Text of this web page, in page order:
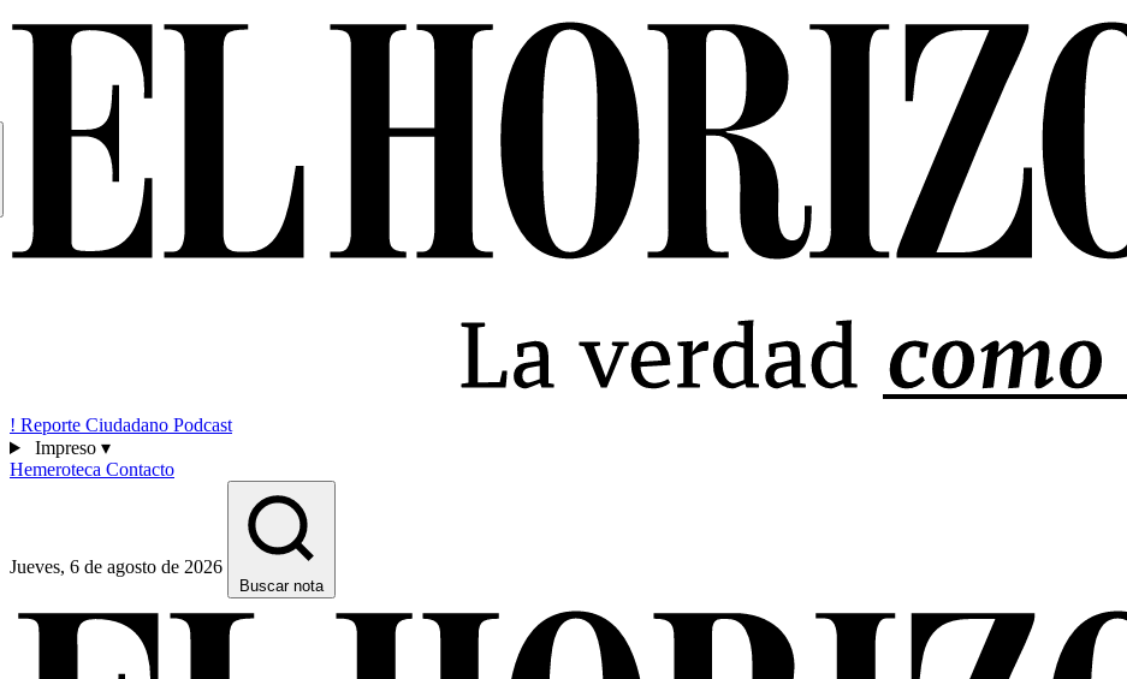
! Reporte Ciudadano Podcast
Impreso ▾
Hemeroteca Contacto
Jueves, 6 de agosto de 2026
Buscar nota